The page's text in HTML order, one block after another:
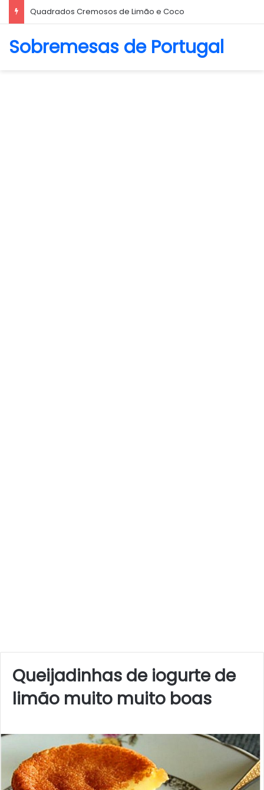
Biscoito Amanteigado
Sobremesas de Portugal
Queijadinhas de iogurte de
limão muito muito boas